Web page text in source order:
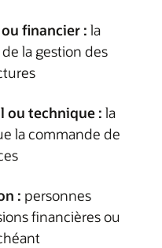
financier : la
la gestion des
ou technique : la
la commande de
: personnes
financières ou